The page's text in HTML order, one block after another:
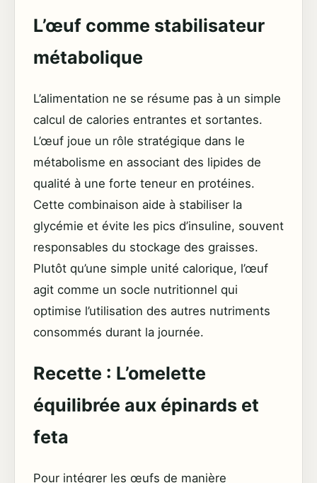
L’œuf comme stabilisateur
métabolique
L’alimentation ne se résume pas à un simple
calcul de calories entrantes et sortantes.
L’œuf joue un rôle stratégique dans le
métabolisme en associant des lipides de
qualité à une forte teneur en protéines.
Cette combinaison aide à stabiliser la
glycémie et évite les pics d’insuline, souvent
responsables du stockage des graisses.
Plutôt qu’une simple unité calorique, l’œuf
agit comme un socle nutritionnel qui
optimise l’utilisation des autres nutriments
consommés durant la journée.
Recette : L’omelette
équilibrée aux épinards et
feta
Pour intégrer les œufs de manière